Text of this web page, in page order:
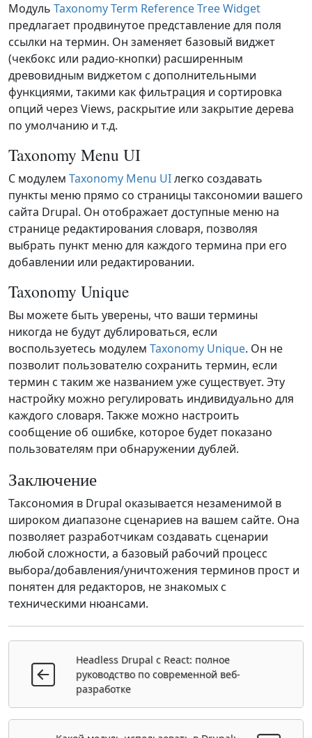
Модуль Taxonomy Term Reference Tree Widget
предлагает продвинутое представление для поля
ссылки на термин. Он заменяет базовый виджет
(чекбокс или радио-кнопки) расширенным
древовидным виджетом с дополнительными
функциями, такими как фильтрация и сортировка
опций через Views, раскрытие или закрытие дерева
по умолчанию и т.д.
Taxonomy Menu UI
С модулем Taxonomy Menu UIлегко создавать
пункты меню прямо со страницы таксономии вашего
сайта Drupal. Он отображает доступные меню на
странице редактирования словаря, позволяя
выбрать пункт меню для каждого термина при его
добавлении или редактировании.
Taxonomy Unique
Вы можете быть уверены, что ваши термины
никогда не будут дублироваться, если
воспользуетесь модулем Taxonomy Unique. Он не
позволит пользователю сохранить термин, если
термин с таким же названием уже существует. Эту
настройку можно регулировать индивидуально для
каждого словаря. Также можно настроить
сообщение об ошибке, которое будет показано
пользователям при обнаружении дублей.
Заключение
Таксономия в Drupal оказывается незаменимой в
широком диапазоне сценариев на вашем сайте. Она
позволяет разработчикам создавать сценарии
любой сложности, а базовый рабочий процесс
выбора/добавления/уничтожения терминов прост и
понятен для редакторов, не знакомых с
техническими нюансами.
Headless Drupal с React: полное
руководство по современной веб-
разработке